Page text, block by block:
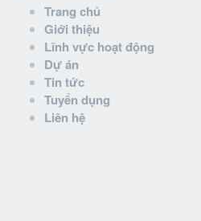
Trang chủ
Giới thiệu
Lĩnh vực hoạt động
Dự án
Tin tức
Tuyển dụng
Liên hệ